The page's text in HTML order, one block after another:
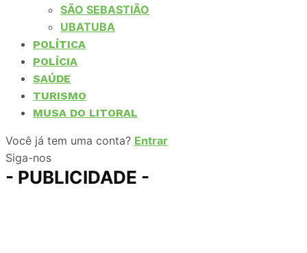
SÃO SEBASTIÃO
UBATUBA
POLÍTICA
POLÍCIA
SAÚDE
TURISMO
MUSA DO LITORAL
Você já tem uma conta? Entrar
Siga-nos
- PUBLICIDADE -